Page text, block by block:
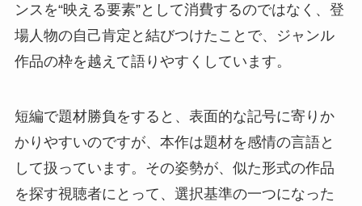
ンスを“映える要素”として消費するのではなく、登
場人物の自己肯定と結びつけたことで、ジャンル
作品の枠を越えて語りやすくしています。
短編で題材勝負をすると、表面的な記号に寄りか
かりやすいのですが、本作は題材を感情の言語と
して扱っています。その姿勢が、似た形式の作品
を探す視聴者にとって、選択基準の一つになった